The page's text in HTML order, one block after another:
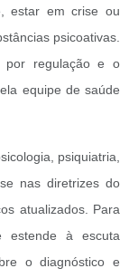
estar em crise ou
psicoativas.
por regulação e o
equipe de saúde
psiquiatria,
nas diretrizes do
atualizados. Para
estende à escuta
o diagnóstico e